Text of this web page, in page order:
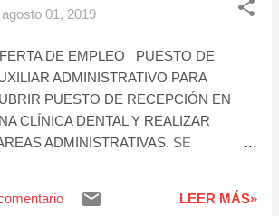
Intermedio) Carnets necesarios B -
1 a 6 meses Modalidad de Contrato
ajena
agosto 01, 2019
DE EMPLEO PUESTO DE
ADMINISTRATIVO PARA
PUESTO DE RECEPCIÓN EN
CLÍNICA DENTAL Y REALIZAR
ADMINISTRATIVAS. SE
LEER MÁS»